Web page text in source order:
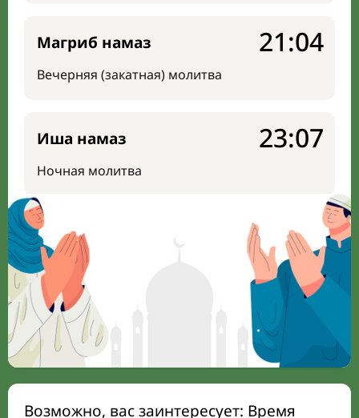
Магриб намаз
Вечерняя (закатная) молитва
21:04
Иша намаз
Ночная молитва
23:07
Возможно, вас заинтересует: Время